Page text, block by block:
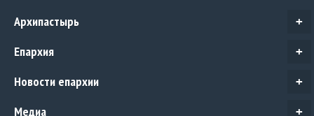
+
Архипастырь
+
Епархия
+
Новости епархии
+
Медиа